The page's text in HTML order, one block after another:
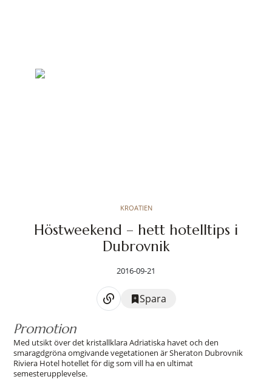
KROATIEN
Höstweekend – hett hotelltips i
Dubrovnik
2016-09-21
Spara
Promotion
Med utsikt över det kristallklara Adriatiska havet och den
smaragdgröna omgivande vegetationen är Sheraton Dubrovnik
Riviera Hotel hotellet för dig som vill ha en ultimat
semesterupplevelse.